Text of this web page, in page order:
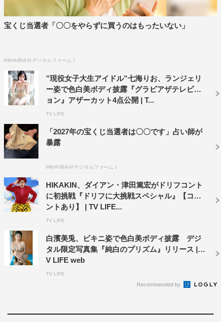
宝くじ当選者「〇〇をやらずに買うのはもったいない」
PR(合同会社デジタルファーム )
”現役女子大生アイドル”七海りお、ランジェリ
ー姿で色白美ボディ披露『グラビアザテレビジ
ョン』アザーカット4点公開 | T...
TV LIFE
「2027年の宝くじ当選者は〇〇です」占い師が
暴露
PR(合同会社デジタルファーム )
HIKAKIN、ダイアン・津田篤宏がドリフコント
に初挑戦『ドリフに大挑戦スペシャル』【コメ
ントあり】 | TV LIFE...
TV LIFE
白濱美兎、ビキニ姿で色白美ボディ披露 デジ
タル限定写真集『純白のプリズム』リリース | T
V LIFE web
TV LIFE
Recommended by